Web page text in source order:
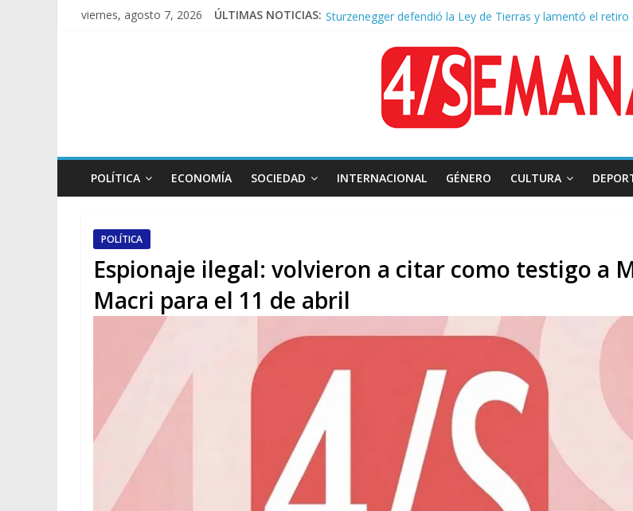
viernes, agosto 7, 2026 ÚLTIMAS NOTICIAS: Sturzenegger defendió la Ley de Tierras y lamentó el
Tormentas severas y fuertes ráfagas de viento: alerta del
Los alquileres de departamentos en la CABA aumentaron
POLÍTICA ECONOMÍA SOCIEDAD INTERNACIONAL GÉNERO CULTURA
POLÍTICA
Espionaje ilegal: volvieron a citar como testigo a
Macri para el 11 de abril